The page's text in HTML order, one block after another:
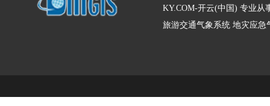
KY.COM-开云(中国) 专业从
旅游交通气象系统 地灾应急